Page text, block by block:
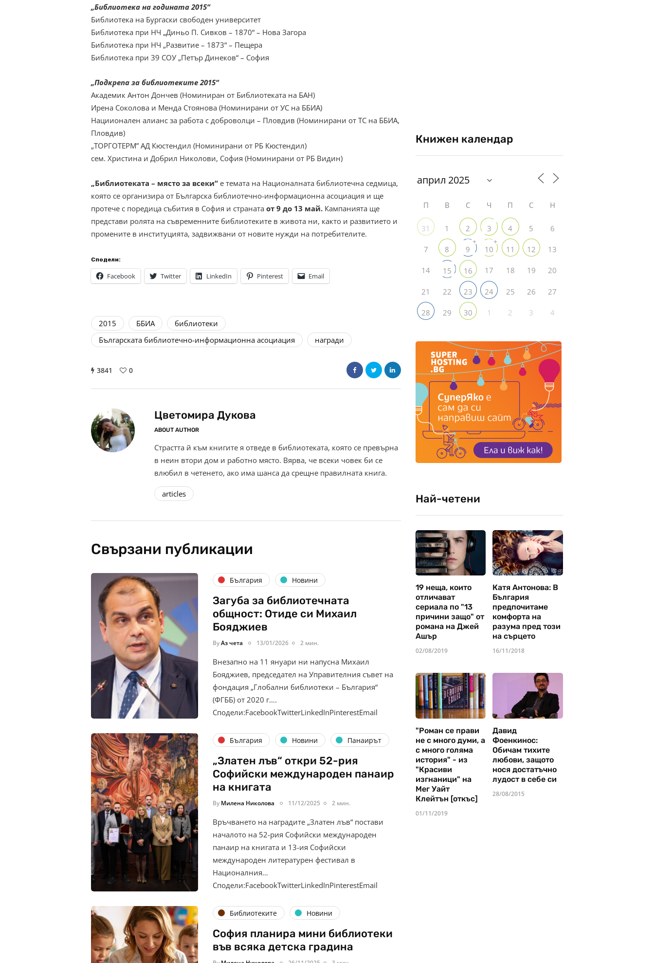
„Библиотека на годината 2015“
Библиотека на Бургаски свободен университет
Библиотека при НЧ „Диньо П. Сивков – 1870“ – Нова Загора
Библиотека при НЧ „Развитие – 1873“ – Пещера
Библиотека при 39 СОУ „Петър Динеков“ – София
„Подкрепа за библиотеките 2015“
Академик Антон Дончев (Номиниран от Библиотеката на БАН)
Ирена Соколова и Менда Стоянова (Номинирани от УС на ББИА)
Нациионален алианс за работа с доброволци – Пловдив (Номинирани от ТС на ББИА,
Пловдив)
„ТОРГОТЕРМ” АД Кюстендил (Номинирани от РБ Кюстендил)
сем. Христина и Добрил Николови, София (Номинирани от РБ Видин)
„Библиотеката – място за всеки“ е темата на Националната библиотечна седмица,
която се организира от Българска библиотечно-информационна асоциация и ще
протече с поредица събития в София и страната от 9 до 13 май. Кампанията ще
представи ролята на съвременните библиотеките в живота ни, както и развитието и
промените в институцията, задвижвани от новите нужди на потребителите.
Сподели:
Facebook Twitter LinkedIn Pinterest Email
2015 ББИА
библиотеки
Българската библиотечно-информационна асоциация
награди
3841 0
Цветомира Дукова
ABOUT AUTHOR
Страстта й към книгите я отведе в библиотеката, която се превърна
в неин втори дом и работно място. Вярва, че всеки човек би се
влюбил в четенето, ако има шанса да срещне правилната книга.
articles
Свързани публикации
България Новини
Загуба за библиотечната
общност: Отиде си Михаил
Бояджиев
ByАз чета 13/01/2026 2 мин.
Внезапно на 11 януари ни напусна Михаил
Бояджиев, председател на Управителния съвет на
фондация „Глобални библиотеки – България“
(ФГББ) от 2020 г….
Сподели:FacebookTwitterLinkedInPinterestEmail
България Новини Панаирът
„Златен лъв“ откри 52-рия
Софийски международен панаир
на книгата
By Милена Николова 11/12/2025 2 мин.
Връчването на наградите „Златен лъв“ постави
началото на 52-рия Софийски международен
панаир на книгата и 13-ия Софийски
международен литературен фестивал в
Националния…
Сподели:FacebookTwitterLinkedInPinterestEmail
Библиотеките Новини
София планира мини библиотеки
във всяка детска градина
Книжен календар
П В С Ч П С Н
31 1 2 3 4 5 6
7 8 9
+
10
+
11 12 13
14 15 16 17 18 19 20
21 22 23 24 25 26 27
28 29 30 1 2 3 4
Най-четени
19 неща, които
отличават
сериала по "13
причини защо" от
романа на Джей
Ашър
02/08/2019
Катя Антонова: В
България
предпочитаме
комфорта на
разума пред този
на сърцето
16/11/2018
"Роман се прави
не с много думи, а
с много голяма
история" - из
"Красиви
изгнаници" на
Мег Уайт
Клейтън [откъс]
01/11/2019
Давид
Фоенкинос:
Обичам тихите
любови, защото
нося достатъчно
лудост в себе си
28/08/2015